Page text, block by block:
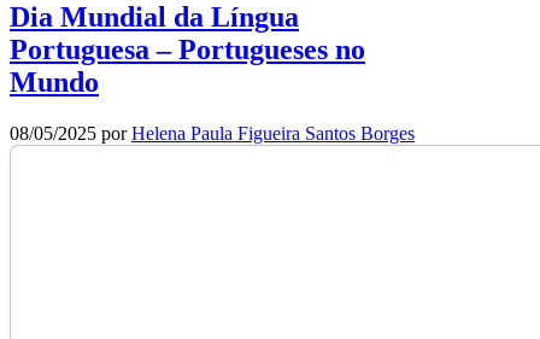
Dia Mundial da Língua
Portuguesa – Portugueses no
Mundo
08/05/2025 porHelena Paula Figueira Santos Borges